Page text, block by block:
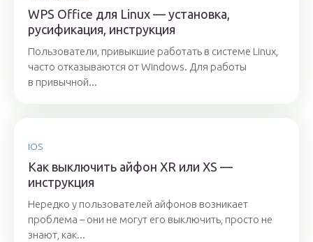
WPS Office для Linux — установка,
русификация, инструкция
Пользователи, привыкшие работать в системе Linux,
часто отказываются от Windows. Для работы
в привычной...
IOS
Как выключить айфон XR или XS —
инструкция
Нередко у пользователей айфонов возникает
проблема – они не могут его выключить, просто не
знают, как...